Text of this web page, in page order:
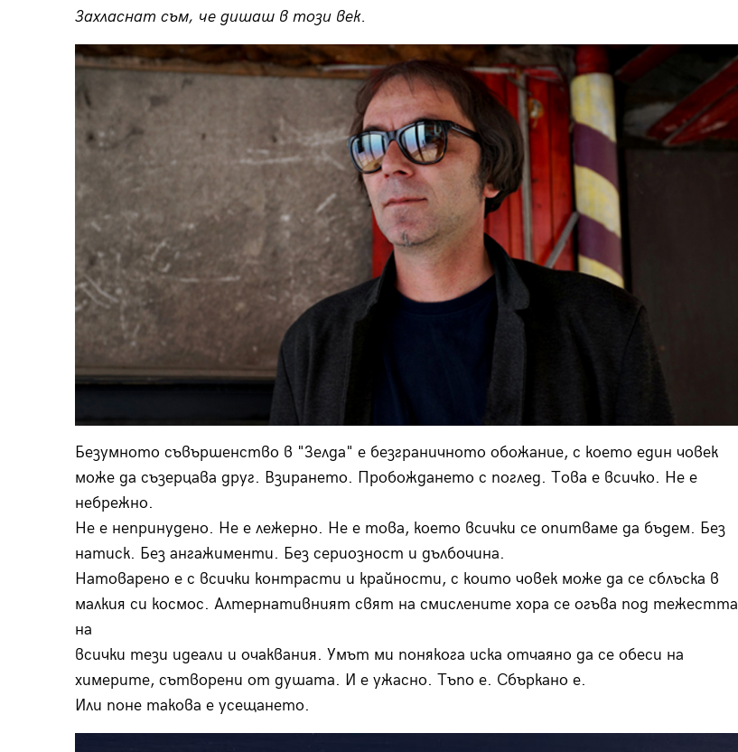
Захласнат съм, че дишаш в този век.
Безумното съвършенство в "Зелда" е безграничното обожание, с което един човек
може да съзерцава друг. Взирането. Пробождането с поглед. Това е всичко. Не е
небрежно.
Не е непринудено. Не е лежерно. Не е това, което всички се опитваме да бъдем. Без
натиск. Без ангажименти. Без сериозност и дълбочина.
Натоварено е с всички контрасти и крайности, с които човек може да се сблъска в
малкия си космос. Алтернативният свят на смислените хора се огъва под тежестта
на
всички тези идеали и очаквания. Умът ми понякога иска отчаяно да се обеси на
химерите, сътворени от душата. И е ужасно. Тъпо е. Сбъркано е.
Или поне такова е усещането.